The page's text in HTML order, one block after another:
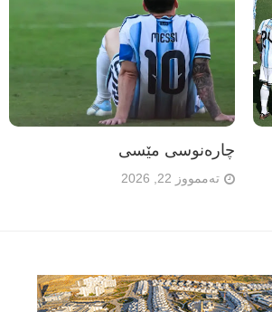
چارەنوسی مێسی
تەممووز 22, 2026